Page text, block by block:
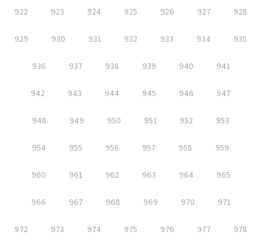
922 923 924 925 926 927 928
929 930 931 932 933 934 935
936 937 938 939 940 941
942 943 944 945 946 947
948 949 950 951 952 953
954 955 956 957 958 959
960 961 962 963 964 965
966 967 968 969 970 971
972 973 974 975 976 977 978